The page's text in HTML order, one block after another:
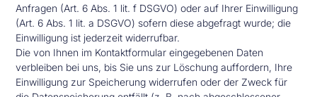
Anfragen (Art. 6 Abs. 1 lit. f DSGVO) oder auf Ihrer Einwilligung
(Art. 6 Abs. 1 lit. a DSGVO) sofern diese abgefragt wurde; die
Einwilligung ist jederzeit widerrufbar.
Die von Ihnen im Kontaktformular eingegebenen Daten
verbleiben bei uns, bis Sie uns zur Löschung auffordern, Ihre
Einwilligung zur Speicherung widerrufen oder der Zweck für